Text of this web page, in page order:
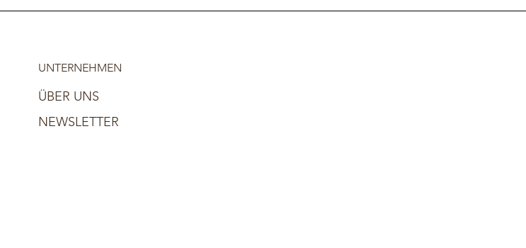
UNTERNEHMEN
ÜBER UNS
NEWSLETTER